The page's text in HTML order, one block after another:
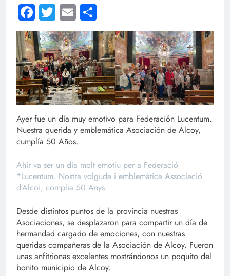
Facebook
Twitter
Email
Ayer fue un día muy emotivo para Federación Lucentum.
Nuestra querida y emblemática Asociación de Alcoy,
cumplía 50 Años.
Ahir va ser un dia molt emotiu per a Federació
*Lucentum. Nostra volguda i emblemàtica Associació
d’Alcoi, complia 50 Anys.
Desde distintos puntos de la provincia nuestras
Asociaciones, se desplazaron para compartir un día de
hermandad cargado de emociones, con nuestras
queridas compañeras de la Asociación de Alcoy. Fueron
unas anfitrionas excelentes mostrándonos un poquito del
bonito municipio de Alcoy.